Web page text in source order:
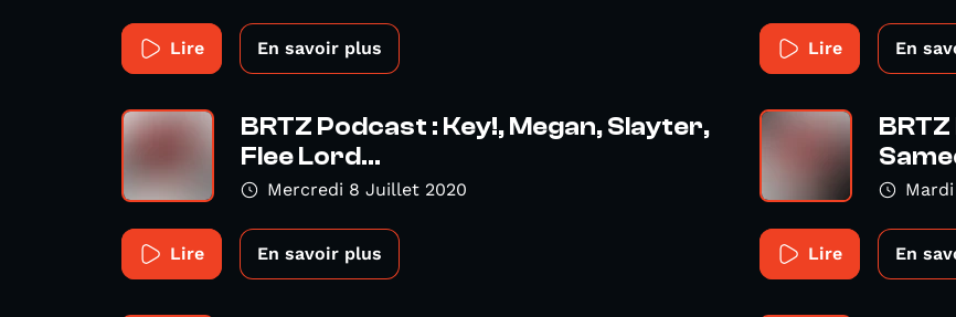
Lire En savoir plus Lire En
BRTZ Podcast : Key!, Megan, Slayter,
Flee Lord...
Mercredi 8 Juillet 2020
Lire En savoir plus Lire En